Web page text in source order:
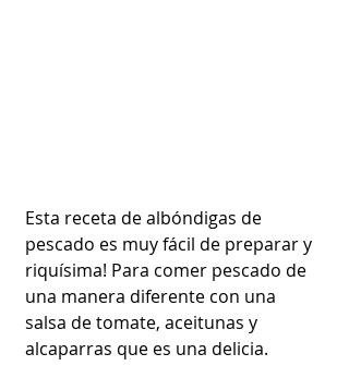
Esta receta de albóndigas de
pescado es muy fácil de preparar y
riquísima! Para comer pescado de
una manera diferente con una
salsa de tomate, aceitunas y
alcaparras que es una delicia.